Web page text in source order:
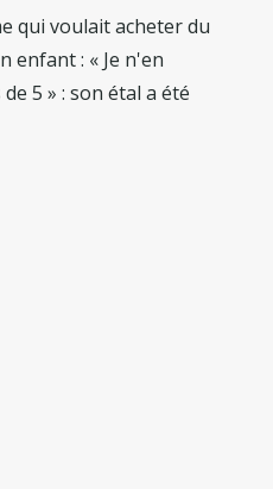
qui voulait acheter du
enfant : « Je n'en
5 » : son étal a été